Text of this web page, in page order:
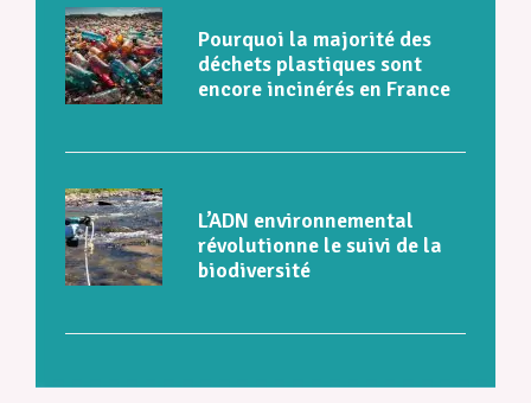
Pourquoi la majorité des
déchets plastiques sont
encore incinérés en France
L’ADN environnemental
révolutionne le suivi de la
biodiversité